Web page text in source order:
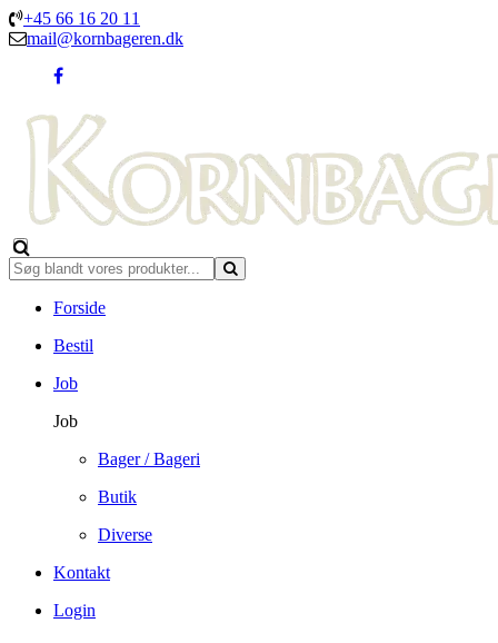
+45 66 16 20 11
mail@kornbageren.dk
Forside
Bestil
Job
Job
Bager / Bageri
Butik
Diverse
Kontakt
Login